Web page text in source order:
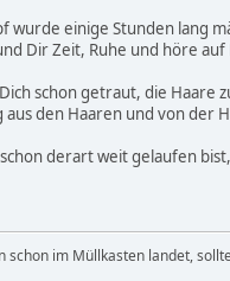
wurde einige Stunden lang
Dir Zeit, Ruhe und höre
schon getraut, die Haare
aus den Haaren und von der
schon derart weit gelaufen
schon im Müllkasten landet,